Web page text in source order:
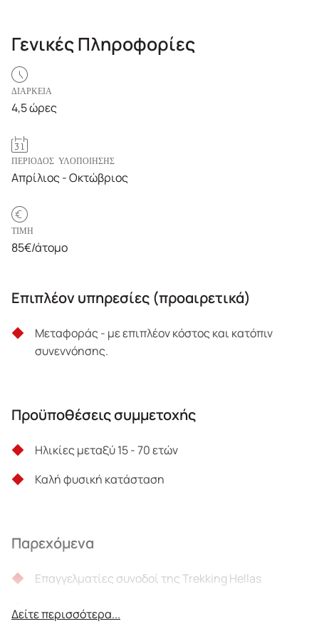
Γενικές Πληροφορίες
ΔΙΑΡΚΕΙΑ
4,5 ώρες
ΠΕΡΙΟΔΟΣ ΥΛΟΠΟΙΗΣΗΣ
Απρίλιος - Οκτώβριος
ΤΙΜΗ
85€/άτομο
Επιπλέον υπηρεσίες (προαιρετικά)
Μεταφοράς - με επιπλέον κόστος και κατόπιν
συνεννόησης.
Προϋποθέσεις συμμετοχής
Ηλικίες μεταξύ 15 - 70 ετών
Καλή φυσική κατάσταση
Παρεχόμενα
Επαγγελματίες συνοδοί της Trekking Hellas
Όλος ο απαραίτητος εξοπλισμός
Δείτε περισσότερα...